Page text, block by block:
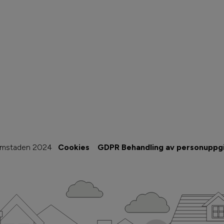
2024 Cookies GDPR Behandling av